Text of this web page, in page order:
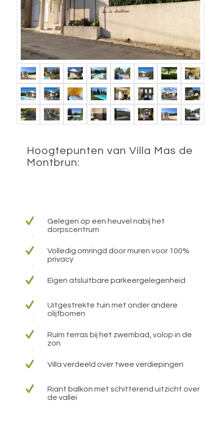
Hoogtepunten van Villa Mas de
Montbrun:
Gelegen op een heuvel nabij het
dorpscentrum
Volledig omringd door muren voor 100%
privacy
Eigen afsluitbare parkeergelegenheid
Uitgestrekte tuin met onder andere
olijfbomen
Ruim terras bij het zwembad, volop in de
zon
Villa verdeeld over twee verdiepingen
Riant balkon met schitterend uitzicht over
de vallei